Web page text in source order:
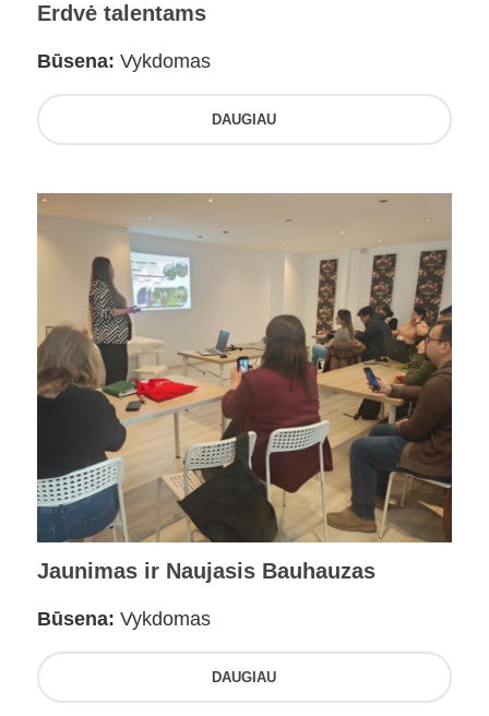
Erdvė talentams
Būsena: Vykdomas
DAUGIAU
Jaunimas ir Naujasis Bauhauzas
Būsena: Vykdomas
DAUGIAU